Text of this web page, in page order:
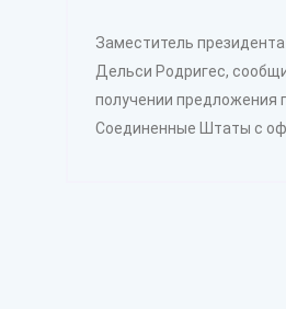
Заместитель
Дельси Родригес,
получении предложения
Соединенные Штаты с